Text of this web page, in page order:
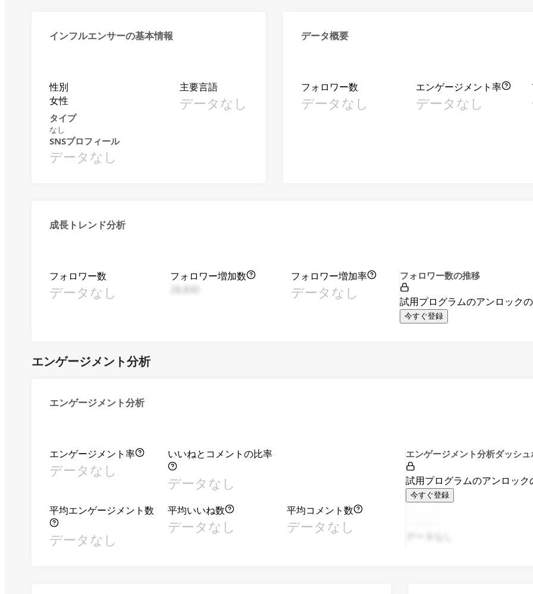
インフルエンサーの基本情報
性別
女性
主要言語
データなし
タイプ
なし
SNSプロフィール
データなし
データ概要
フォロワー数
データなし
エンゲージメント率
データなし
成長トレンド分析
フォロワー数
データなし
フォロワー増加数
フォロワー増加率
データなし
フォロワー数の推移
試用プログラムのアンロックの
今すぐ登録
エンゲージメント分析
エンゲージメント分析
エンゲージメント率
データなし
いいねとコメントの比率
データなし
平均エンゲージメント数
データなし
平均いいね数
データなし
平均コメント数
データなし
エンゲージメント分析ダッシュ
試用プログラムのアンロック
今すぐ登録